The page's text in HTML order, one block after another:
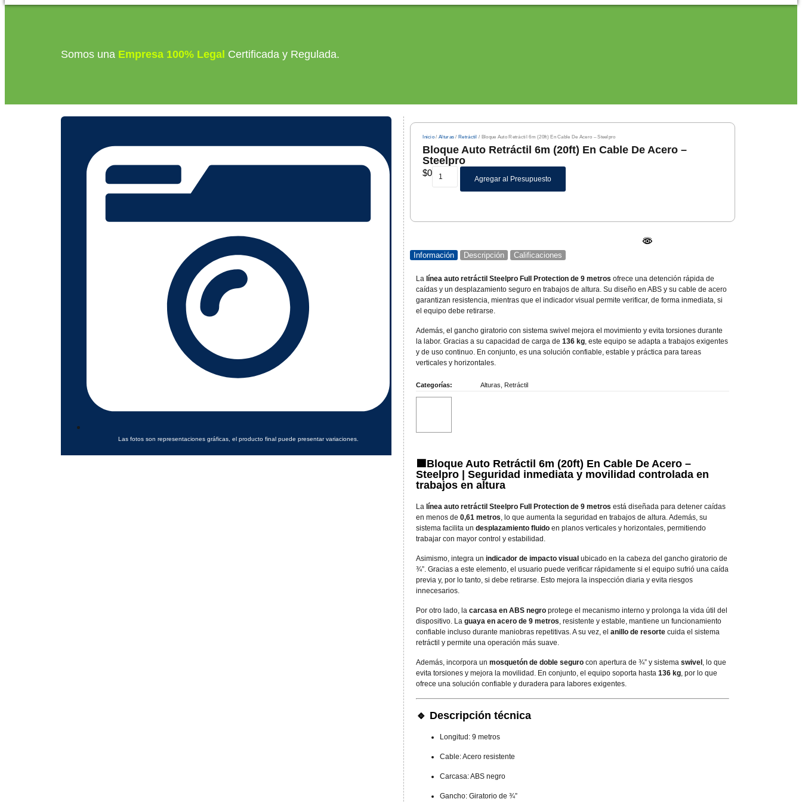
Somos una Empresa 100% Legal Certificada y Regulada.
Las fotos son representaciones gráficas, el producto final puede presentar variaciones.
Inicio /Alturas /Retráctil / Bloque Auto Retráctil 6m (20ft) En Cable De Acero – Steelpro
Bloque Auto Retráctil 6m (20ft) En Cable De Acero –
Steelpro
$0
Agregar al Presupuesto
Información Descripción Calificaciones
Lalínea auto retráctil Steelpro Full Protection de 9 metros ofrece una detención rápida de
caídas y un desplazamiento seguro en trabajos de altura. Su diseño en ABS y su cable de acero
garantizan resistencia, mientras que el indicador visual permite verificar, de forma inmediata, si
el equipo debe retirarse.
Además, el gancho giratorio con sistema swivel mejora el movimiento y evita torsiones durante
la labor. Gracias a su capacidad de carga de136 kg , este equipo se adapta a trabajos exigentes
y de uso continuo. En conjunto, es una solución confiable, estable y práctica para tareas
verticales y horizontales.
Categorías: Alturas Retráctil
🟩Bloque Auto Retráctil 6m (20ft) En Cable De Acero –
Steelpro | Seguridad inmediata y movilidad controlada en
trabajos en altura
La línea auto retráctil Steelpro Full Protection de 9 metros está diseñada para detener caídas
en menos de0,61 metros, lo que aumenta la seguridad en trabajos de altura. Además, su
sistema facilita undesplazamiento fluido en planos verticales y horizontales, permitiendo
trabajar con mayor control y estabilidad.
Asimismo, integra unindicador de impacto visual ubicado en la cabeza del gancho giratorio de
¾”. Gracias a este elemento, el usuario puede verificar rápidamente si el equipo sufrió una caída
previa y, por lo tanto, si debe retirarse. Esto mejora la inspección diaria y evita riesgos
innecesarios.
Por otro lado, lacarcasa en ABS negro protege el mecanismo interno y prolonga la vida útil del
dispositivo. Laguaya en acero de 9 metros, resistente y estable, mantiene un funcionamiento
confiable incluso durante maniobras repetitivas. A su vez, elanillo de resorte cuida el sistema
retráctil y permite una operación más suave.
Además, incorpora unmosquetón de doble seguro con apertura de ¾” y sistemaswivel , lo que
evita torsiones y mejora la movilidad. En conjunto, el equipo soporta hasta136 kg, por lo que
ofrece una solución confiable y duradera para labores exigentes.
🔹 Descripción técnica
Longitud: 9 metros
Cable: Acero resistente
Carcasa: ABS negro
Gancho: Giratorio de ¾”